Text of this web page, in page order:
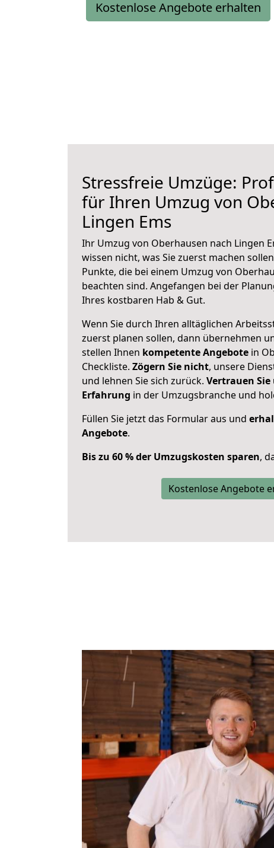
Kostenlose Angebote erhalten
Stressfreie Umzüge:
für Ihren Umzug von
Lingen Ems
Ihr Umzug von Oberhausen nach Lingen
wissen nicht, was Sie zuerst machen
Punkte, die bei einem Umzug von
beachten sind. Angefangen bei der
Ihres kostbaren Hab & Gut.
Wenn Sie durch Ihren alltäglichen
zuerst planen sollen, dann übernehmen
stellen Ihnen kompetente Angebote in
Checkliste. Zögern Sie nicht, unsere
und lehnen Sie sich zurück. Vertrauen Sie
Erfahrung in der Umzugsbranche und
Füllen Sie jetzt das Formular aus und
Angebote.
Bis zu 60 % der Umzugskosten sparen,
Kostenlose Angebote